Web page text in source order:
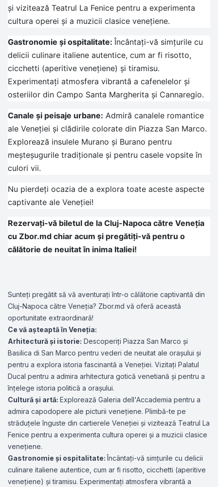
și vizitează Teatrul La Fenice pentru a experimenta
cultura operei și a muzicii clasice venețiene.
Gastronomie și ospitalitate: Încântați-vă simțurile cu
delicii culinare italiene autentice, cum ar fi risotto,
cicchetti (aperitive venețiene) și tiramisu.
Experimentați atmosfera vibrantă a cafenelelor și
osteriilor din Campo Santa Margherita și Cannaregio.
Canale și peisaje urbane: Admiră canalele romantice
ale Veneției și clădirile colorate din Piazza San Marco.
Explorează insulele Murano și Burano pentru
meșteșugurile tradiționale și pentru casele vopsite în
culori vii.
Nu pierdeți ocazia de a explora toate aceste aspecte
captivante ale Veneției!
Rezervați-vă biletul de la Cluj-Napoca către Veneția
cu Zbor.md chiar acum și pregătiți-vă pentru o
călătorie de neuitat în inima Italiei!
Sunteți pregătit să vă aventurați într-o călătorie captivantă din
Cluj-Napoca către Veneția? Zbor.md vă oferă această
oportunitate extraordinară!
Ce vă așteaptă în Veneția:
Arhitectură și istorie: Descoperiți Piazza San Marco și
Basilica di San Marco pentru vederi de neuitat ale orașului și
pentru a explora istoria fascinantă a Veneției. Vizitați Palatul
Ducal pentru a admira arhitectura gotică venetiană și pentru a
înțelege istoria politică a orașului.
Cultură și artă: Explorează Galeria dell'Accademia pentru a
admira capodopere ale picturii venețiene. Plimbă-te pe
străduțele înguste din cartierele Veneției și vizitează Teatrul La
Fenice pentru a experimenta cultura operei și a muzicii clasice
venețiene.
Gastronomie și ospitalitate:Încântați-vă simțurile cu delicii
culinare italiene autentice, cum ar fi risotto, cicchetti (aperitive
venețiene) și tiramisu. Experimentați atmosfera vibrantă a